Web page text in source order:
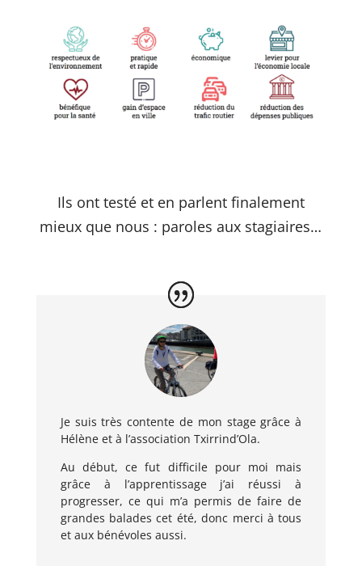
Ils ont testé et en parlent finalement
mieux que nous : paroles aux stagiaires…
Je suis très contente de mon stage grâce à
Hélène et à l’association Txirrind’Ola.
Au début, ce fut difficile pour moi mais
grâce à l’apprentissage j’ai réussi à
progresser, ce qui m’a permis de faire de
grandes balades cet été, donc merci à tous
et aux bénévoles aussi.